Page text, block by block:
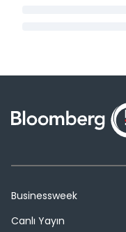
Businessweek
Canlı Yayın